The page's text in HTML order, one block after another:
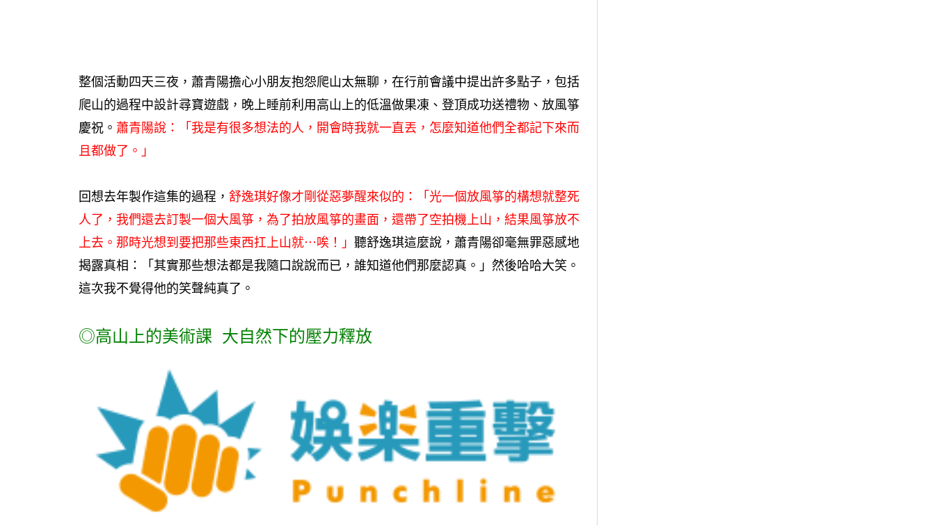
整個活動四天三夜，蕭青陽擔心小朋友抱怨爬山太無聊，在行前會議中提出許多點子，包括
爬山的過程中設計尋寶遊戲，晚上睡前利用高山上的低溫做果凍、登頂成功送禮物、放風箏
慶祝。 蕭青陽說：「我是有很多想法的人，開會時我就一直丟，怎麼知道他們全都記下來而
且都做了。」
回想去年製作這集的過程， 舒逸琪好像才剛從惡夢醒來似的：「光一個放風箏的構想就整死
人了，我們還去訂製一個大風箏，為了拍放風箏的畫面，還帶了空拍機上山，結果風箏放不
上去。那時光想到要把那些東西扛上山就⋯唉！」 聽舒逸琪這麼說，蕭青陽卻毫無罪惡感地
揭露真相：「其實那些想法都是我隨口說說而已，誰知道他們那麼認真。」然後哈哈大笑。
這次我不覺得他的笑聲純真了。
◎高山上的美術課 大自然下的壓力釋放